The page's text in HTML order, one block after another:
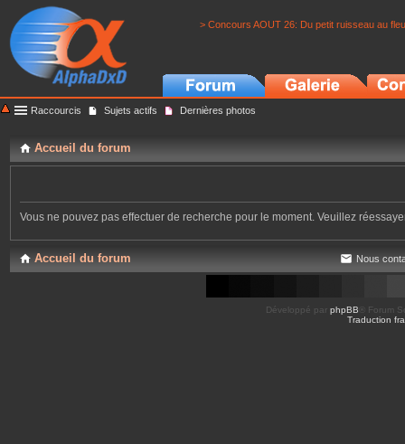
> Concours AOUT 26: Du petit ruisseau au
Raccourcis Sujets actifs Dernières photos
Accueil du forum
Vous ne pouvez pas effectuer de recherche pour le moment. Veuillez
Accueil du forum Nous
Développé par phpBB ® Forum
Traduction